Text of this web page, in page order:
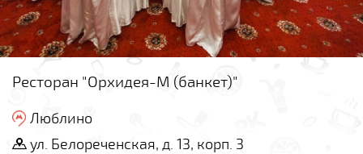
Ресторан "Орхидея-М (банкет)"
Люблино
ул. Белореченская, д. 13, корп. 3